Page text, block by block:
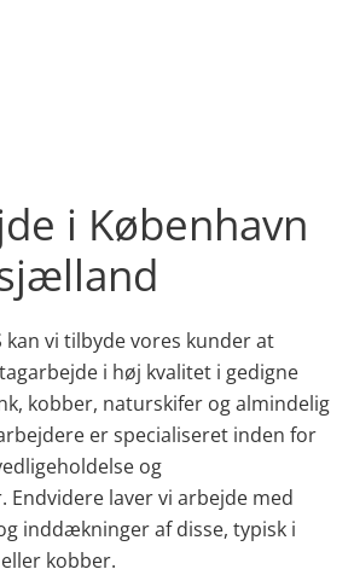
i København
kan vi tilbyde vores kunder at
i høj kvalitet i gedigne
kobber, naturskifer og almindelig
er specialiseret inden for
og
laver vi arbejde med
inddækninger af disse, typisk i
kobber.